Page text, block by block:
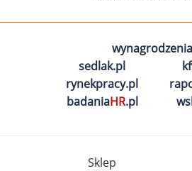
sedlak.pl
rynekpracy.pl
badaniaHR.pl
Sklep